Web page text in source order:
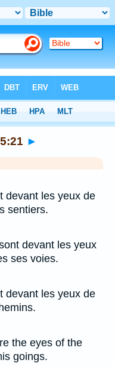
►
devant les yeux de
sentiers.
devant les yeux
ses voies.
devant les yeux de
the eyes of the
goings.